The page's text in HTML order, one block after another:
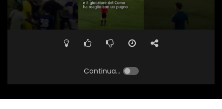
Continua...